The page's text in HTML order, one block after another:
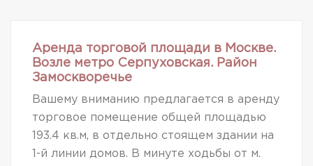
Аренда торговой площади в Москве.
Возле метро Серпуховская. Район
Замоскворечье
Вашему вниманию предлагается в аренду
торговое помещение общей площадью
193.4 кв.м, в отдельно стоящем здании на
1-й линии домов. В минуте ходьбы от м.